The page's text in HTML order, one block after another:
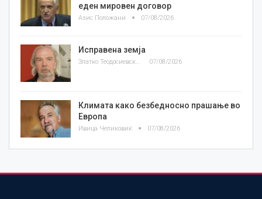
еден мировен договор
Азис Положани 07/08/2026
Исправена земја
Златко Теодосиевски 07/08/2026
Климата како безбедносно прашање во
Европа
Ивица Челиковиќ 07/08/2026